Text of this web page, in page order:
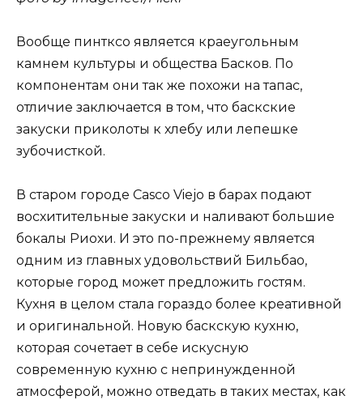
Вообще пинтксо является краеугольным
камнем культуры и общества Басков. По
компонентам они так же похожи на тапас,
отличие заключается в том, что баскские
закуски приколоты к хлебу или лепешке
зубочисткой.
В старом городе Casco Viejo в барах подают
восхитительные закуски и наливают большие
бокалы Риохи. И это по-прежнему является
одним из главных удовольствий Бильбао,
которые город может предложить гостям.
Кухня в целом стала гораздо более креативной
и оригинальной. Новую баскскую кухню,
которая сочетает в себе искусную
современную кухню с непринужденной
атмосферой, можно отведать в таких местах, как